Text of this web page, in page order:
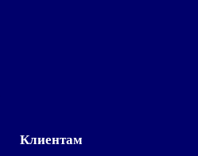
Клиентам